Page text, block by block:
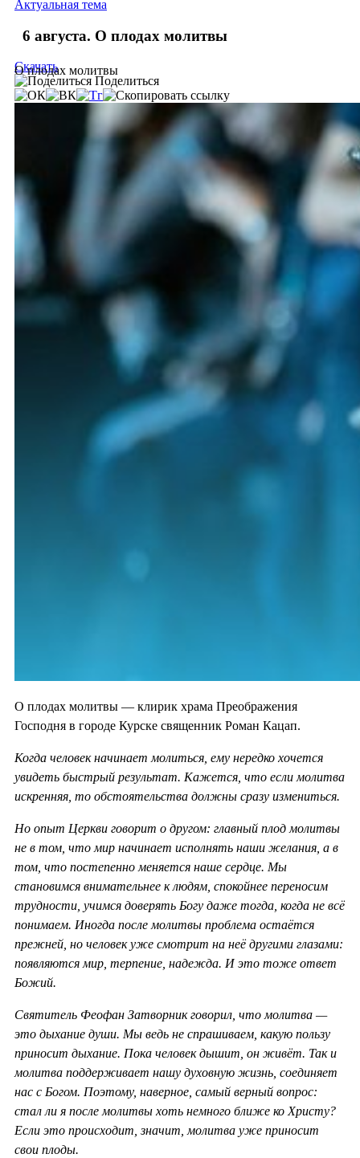
Актуальная тема
6 августа. О плодах молитвы
О плодах молитвы
Скачать
Поделиться
О плодах молитвы — клирик храма Преображения
Господня в городе Курске священник Роман Кацап.
Когда человек начинает молиться, ему нередко хочется
увидеть быстрый результат. Кажется, что если молитва
искренняя, то обстоятельства должны сразу измениться.
Но опыт Церкви говорит о другом: главный плод молитвы
не в том, что мир начинает исполнять наши желания, а в
том, что постепенно меняется наше сердце. Мы
становимся внимательнее к людям, спокойнее переносим
трудности, учимся доверять Богу даже тогда, когда не всё
понимаем. Иногда после молитвы проблема остаётся
прежней, но человек уже смотрит на неё другими глазами:
появляются мир, терпение, надежда. И это тоже ответ
Божий.
Святитель Феофан Затворник говорил, что молитва —
это дыхание души. Мы ведь не спрашиваем, какую пользу
приносит дыхание. Пока человек дышит, он живёт. Так и
молитва поддерживает нашу духовную жизнь, соединяет
нас с Богом. Поэтому, наверное, самый верный вопрос:
стал ли я после молитвы хоть немного ближе ко Христу?
Если это происходит, значит, молитва уже приносит
свои плоды.